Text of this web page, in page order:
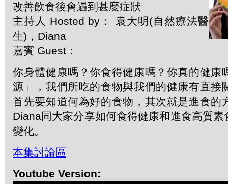
改善飲食後會遇到甚麼症狀
主持人 Hosted by： 袁大明(自然療法醫
生)，Diana
嘉賓 Guest：
你身體健康嗎？你食得健康嗎？你真的健康
源」，我們所吃的食物與我們的健康有直接
首先要知道何為好的食物，其次就是進食的
Diana同大家分享如何食得健康和進食高質
變化。
本集討論區
Youtube Version: